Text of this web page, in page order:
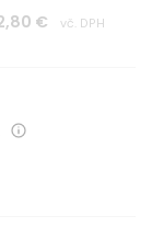
€ vč. DPH